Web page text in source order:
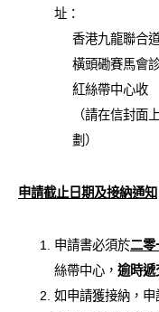
址：
香港九龍聯合
橫頭磡賽馬會
紅絲帶中心收
（請在信封面
劃）
申請截止日期及接納通知
申請書必須於二零
絲帶中心， 逾時遞
如申請獲接納，